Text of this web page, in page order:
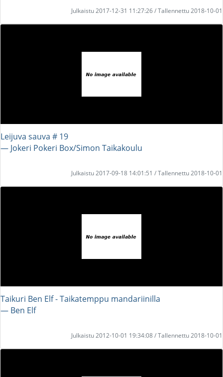
Julkaistu 2017-12-31 11:27:26 / Tallennettu 2018-10-01
Leijuva sauva # 19
― Jokeri Pokeri Box/Simon Taikakoulu
Julkaistu 2017-09-18 14:01:51 / Tallennettu 2018-10-01
Taikuri Ben Elf - Taikatemppu mandariinilla
― Ben Elf
Julkaistu 2012-10-01 19:34:08 / Tallennettu 2018-10-01